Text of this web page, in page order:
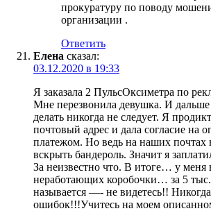
прокуратуру по поводу
организации .
Ответить
Елена сказал:
03.12.2020 в 19:33
Я заказала 2 ПульсОксиметра по
Мне перезвонила девушка. И дальше
делать никогда не следует. Я
почтовый адрес и дала согласие на
платежом. Но ведь на наших почтах
вскрыть бандероль. Значит я
За неизвестно что. В итоге… у меня
неработающих коробочки… за 5
называется —- не видетесь!!
ошибок!!!Учитесь на моем